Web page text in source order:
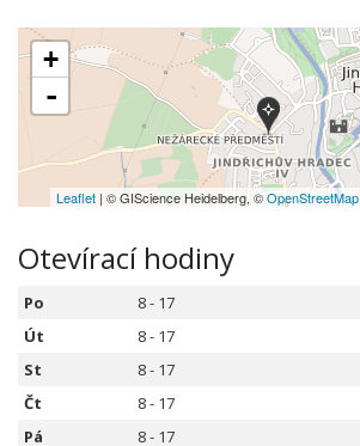
+
-
Leaflet | © GIScience Heidelberg, ©OpenStreetMap
Otevírací hodiny
Po
8 - 17
Út
8 - 17
St
8 - 17
Čt
8 - 17
Pá 8 - 17